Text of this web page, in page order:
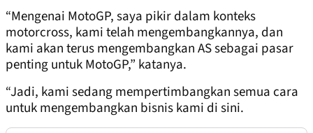
“Mengenai MotoGP, saya pikir dalam konteks
motorcross, kami telah mengembangkannya, dan
kami akan terus mengembangkan AS sebagai pasar
penting untuk MotoGP,” katanya.
“Jadi, kami sedang mempertimbangkan semua cara
untuk mengembangkan bisnis kami di sini.